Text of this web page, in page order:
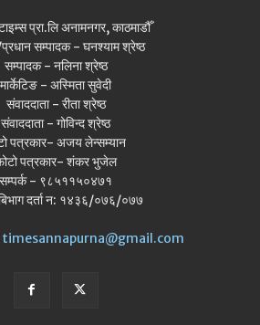
प्रा.लि अनामनगर, काठमाडौँ
सम्पादक - घनश्याम श्रेष्ठ
सम्पादक - नलिना श्रेष्ठ
मार्केटिङ - अस्मिता सुवेदी
संवाददाता - रीता श्रेष्ठ
संवाददाता - गोविन्द श्रेष्ठ
पत्रकार- अजय लेन्सम्यान
पत्रकार- शंकर भुजेल
सम्पर्क - ९८५११५०४७१
दर्ता न: १४३६/०७६/०७७
timesannapurna@gmail.com